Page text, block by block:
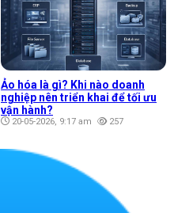
Ảo hóa là gì? Khi nào doanh
nghiệp nên triển khai để tối ưu
vận hành?
20-05-2026, 9:17 am 257